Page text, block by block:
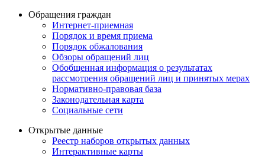
Обращения граждан
Интернет-приемная
Порядок и время приема
Порядок обжалования
Обзоры обращений лиц
Обобщенная информация о результатах
рассмотрения обращений лиц и принятых мерах
Нормативно-правовая база
Законодательная карта
Социальные сети
Открытые данные
Реестр наборов открытых данных
Интерактивные карты